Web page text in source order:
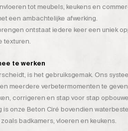
tot meubels, keukens en
een ambachtelijke afwerking.
ontstaat iedere keer een uniek
texturen.
te werken
is het gebruiksgemak. Ons
meerdere verbetermomenten te
corrigeren en stap voor stap
is onze Beton Ciré bovendien
badkamers, vloeren en keukens.